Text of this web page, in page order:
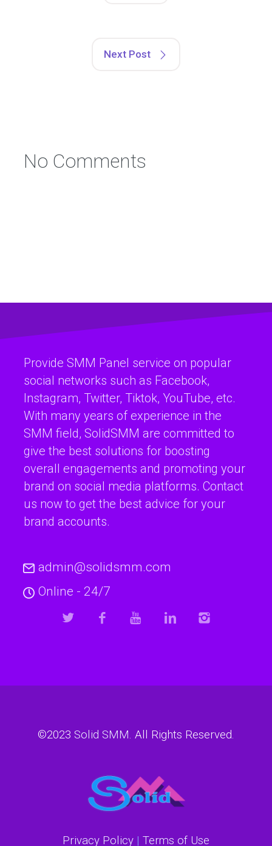
Next Post
No Comments
Provide SMM Panel service on popular
social networks such as Facebook,
Instagram, Twitter, Tiktok, YouTube, etc.
With many years of experience in the
SMM field, SolidSMM are committed to
give the best solutions for boosting
overall engagements and promoting your
brand on social media platforms. Contact
us now to get the best advice for your
brand accounts.
admin@solidsmm.com
Online - 24/7
©2023 Solid SMM. All Rights Reserved.
Privacy Policy | Terms of Use